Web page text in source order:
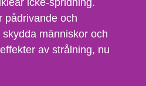
icke-spridning.
pådrivande och
människor och
av strålning, nu